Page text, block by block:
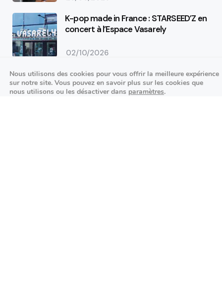
K-pop made in France : STARSEED’Z en
concert à l’Espace Vasarely
02/10/2026
Aucun article trouvé.
Nous utilisons des cookies pour vous offrir la meilleure expérience
sur notre site. Vous pouvez en savoir plus sur les cookies que
nous utilisons ou les désactiver dans paramètres.